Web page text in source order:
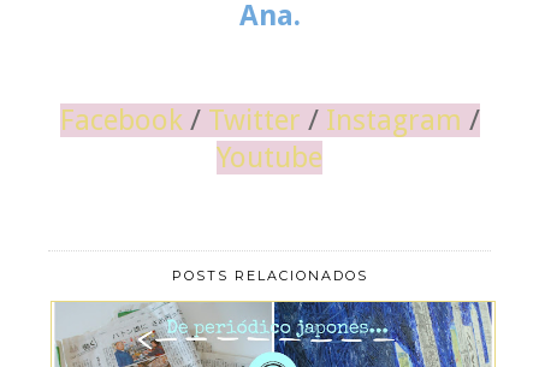
Ana.
Facebook / Twitter / Instagram /
Youtube
POSTS RELACIONADOS